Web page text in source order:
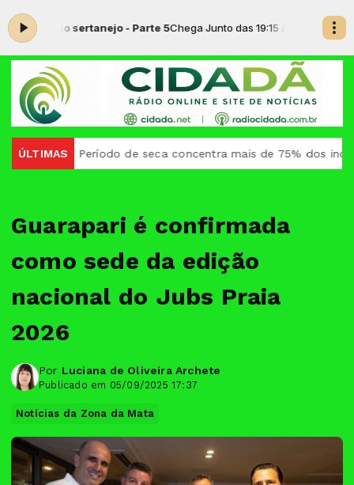
sertanejo - Parte 5Chega Junto das 19:15 às 20:00 - Tocando
ÚLTIMAS
de seca concentra mais de 75% dos incêndios às
Guarapari é confirmada
como sede da edição
nacional do Jubs Praia
2026
Por Luciana de Oliveira Archete
Publicado em 05/09/2025 17:37
Notícias da Zona da Mata